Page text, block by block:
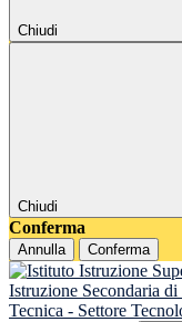
Chiudi
Chiudi
Conferma
Annulla Conferma
Istruzione Secondaria di
Tecnica - Settore